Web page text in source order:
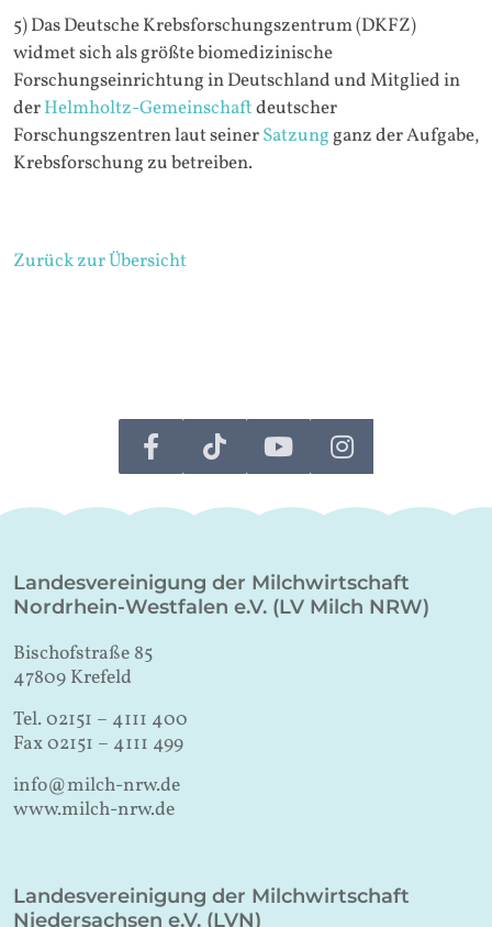
5) Das Deutsche Krebsforschungszentrum (DKFZ)
widmet sich als größte biomedizinische
Forschungseinrichtung in Deutschland und Mitglied in
derHelmholtz-Gemeinschaftdeutscher
Forschungszentren laut seinerSatzungganz der Aufgabe,
Krebsforschung zu betreiben.
Zurück zur Übersicht
Landesvereinigung der Milchwirtschaft
Nordrhein-Westfalen e.V. (LV Milch NRW)
Bischofstraße 85
47809 Krefeld
Tel. 02151 – 4111 400
Fax 02151 – 4111 499
info@milch-nrw.de
www.milch-nrw.de
Landesvereinigung der Milchwirtschaft
Niedersachsen e.V. (LVN)